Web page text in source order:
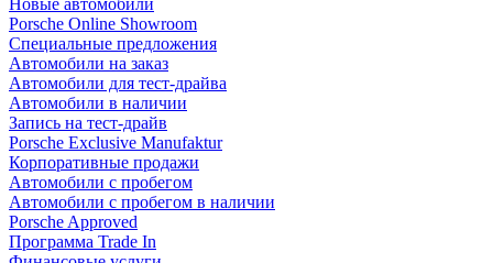
Новые автомобили
Porsche Online Showroom
Специальные предложения
Автомобили на заказ
Автомобили для тест-драйва
Автомобили в наличии
Запись на тест-драйв
Porsche Exclusive Manufaktur
Корпоративные продажи
Автомобили с пробегом
Автомобили с пробегом в наличии
Porsche Approved
Программа Trade In